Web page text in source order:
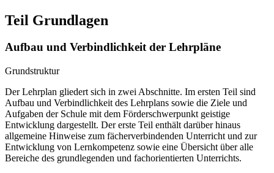
Teil Grundlagen
Aufbau und Verbindlichkeit der Lehrpläne
Grundstruktur
Der Lehrplan gliedert sich in zwei Abschnitte. Im ersten Teil sind
Aufbau und Verbindlichkeit des Lehrplans sowie die Ziele und
Aufgaben der Schule mit dem Förderschwerpunkt geistige
Entwicklung dargestellt. Der erste Teil enthält darüber hinaus
allgemeine Hinweise zum fächerverbindenden Unterricht und zur
Entwicklung von Lernkompetenz sowie eine Übersicht über alle
Bereiche des grundlegenden und fachorientierten Unterrichts.